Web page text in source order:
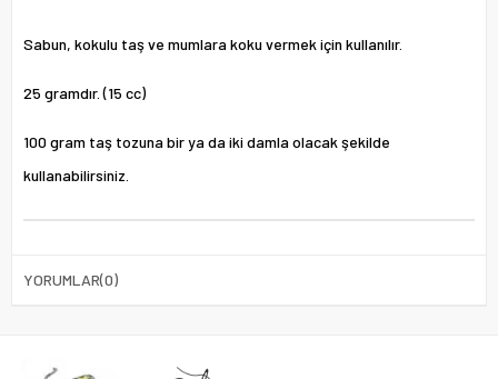
Sabun, kokulu taş ve mumlara koku vermek için kullanılır.
25 gramdır. (15 cc)
100 gram taş tozuna bir ya da iki damla olacak şekilde
kullanabilirsiniz.
YORUMLAR(0)